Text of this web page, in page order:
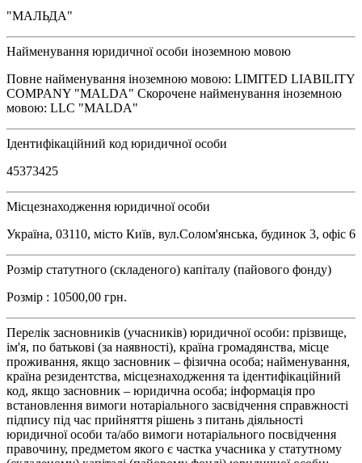
"МАЛЬДА"
Найменування юридичної особи іноземною мовою
Повне найменування іноземною мовою: LIMITED LIABILITY
COMPANY "MALDA" Скорочене найменування іноземною
мовою: LLC "MALDA"
Ідентифікаційний код юридичної особи
45373425
Місцезнаходження юридичної особи
Україна, 03110, місто Київ, вул.Солом'янська, будинок 3, офіс 6
Розмір статутного (складеного) капіталу (пайового фонду)
Розмір : 10500,00 грн.
Перелік засновників (учасників) юридичної особи: прізвище,
ім'я, по батькові (за наявності), країна громадянства, місце
проживання, якщо засновник – фізична особа; найменування,
країна резидентства, місцезнаходження та ідентифікаційний
код, якщо засновник – юридична особа; інформація про
встановлення вимоги нотаріального засвідчення справжності
підпису під час прийняття рішень з питань діяльності
юридичної особи та/або вимоги нотаріального посвідчення
правочину, предметом якого є частка учасника у статутному